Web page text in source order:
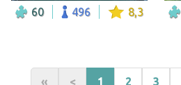
60 496 8,3
« < 1 2 3